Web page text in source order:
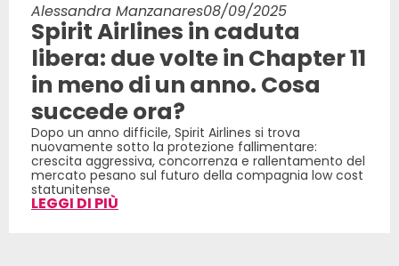
Alessandra Manzanares08/09/2025
Spirit Airlines in caduta
libera: due volte in Chapter 11
in meno di un anno. Cosa
succede ora?
Dopo un anno difficile, Spirit Airlines si trova
nuovamente sotto la protezione fallimentare:
crescita aggressiva, concorrenza e rallentamento del
mercato pesano sul futuro della compagnia low cost
statunitense
LEGGI DI PIÙ